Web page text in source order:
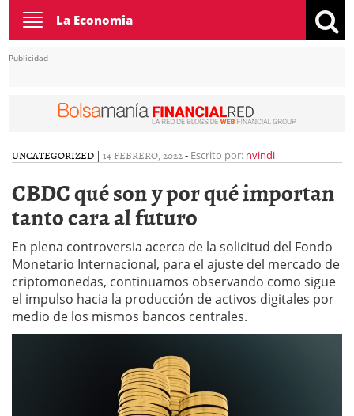
Toggle
navigation
La Economia
Publicidad
UNCATEGORIZED | 14 FEBRERO, 2022- Escrito por: nvindi
CBDC qué son y por qué importan
tanto cara al futuro
En plena controversia acerca de la solicitud del Fondo
Monetario Internacional, para el ajuste del mercado de
criptomonedas, continuamos observando como sigue
el impulso hacia la producción de activos digitales por
medio de los mismos bancos centrales.